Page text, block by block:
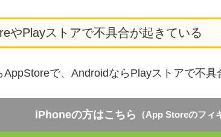
やPlayストアで不具合が起きている
AppStoreで、AndroidならPlayストアで不具
iPhoneの方はこちら （App Storeのフィ